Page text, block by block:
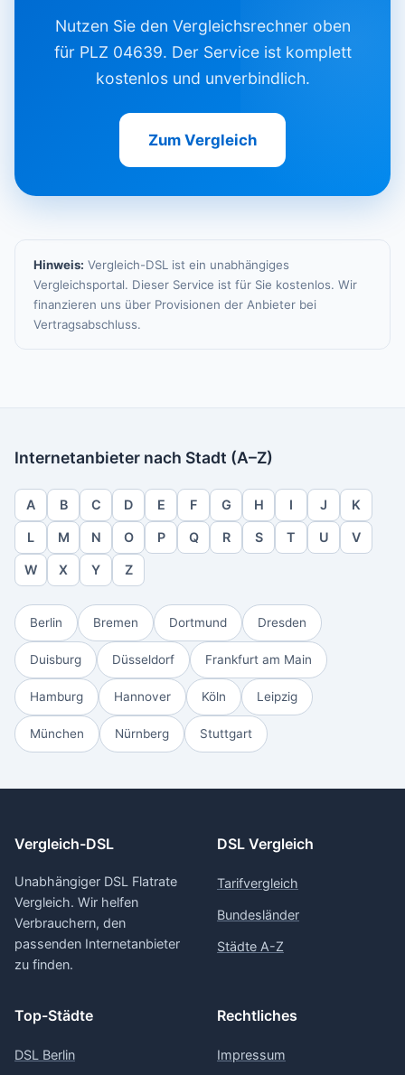
Nutzen Sie den Vergleichsrechner oben
für PLZ 04639. Der Service ist komplett
kostenlos und unverbindlich.
Zum Vergleich
Hinweis: Vergleich-DSL ist ein unabhängiges
Vergleichsportal. Dieser Service ist für Sie kostenlos. Wir
finanzieren uns über Provisionen der Anbieter bei
Vertragsabschluss.
Internetanbieter nach Stadt (A–Z)
A B C D E F G H I J K
L M N O P Q R S T U V
W X Y Z
Berlin Bremen Dortmund Dresden
Duisburg Düsseldorf Frankfurt am Main
Hamburg Hannover Köln Leipzig
München Nürnberg Stuttgart
Vergleich-DSL
Unabhängiger DSL Flatrate
Vergleich. Wir helfen
Verbrauchern, den
passenden Internetanbieter
zu finden.
DSL Vergleich
Tarifvergleich
Bundesländer
Städte A-Z
Top-Städte
DSL Berlin
Rechtliches
Impressum